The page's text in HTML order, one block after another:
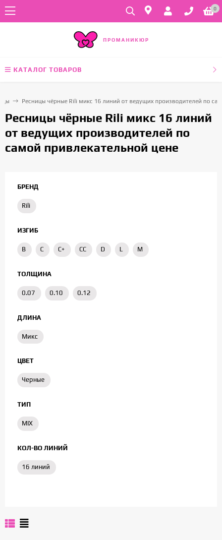
0
ПРОМАНИКЮР
КАТАЛОГ ТОВАРОВ
Ресницы чёрные Rili микс 16 линий от ведущих производителей по
Ресницы чёрные Rili микс 16 линий
от ведущих производителей по
самой привлекательной цене
БРЕНД
Rili
ИЗГИБ
B C C+ CC D L M
ТОЛЩИНА
0.07 0.10 0.12
ДЛИНА
Микс
ЦВЕТ
Черные
ТИП
MIX
КОЛ-ВО ЛИНИЙ
16 линий